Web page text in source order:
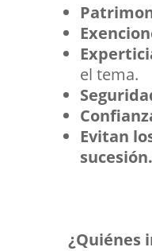
el tema.
Evitan
sucesión.
¿Quiénes